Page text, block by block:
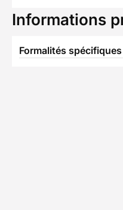
Informations
Formalités spécifiques